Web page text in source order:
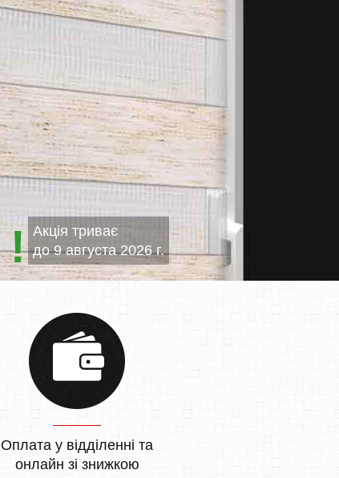
Акція триває
до9 августа 2026 г.
Оплата у відділенні та
онлайн зі знижкою